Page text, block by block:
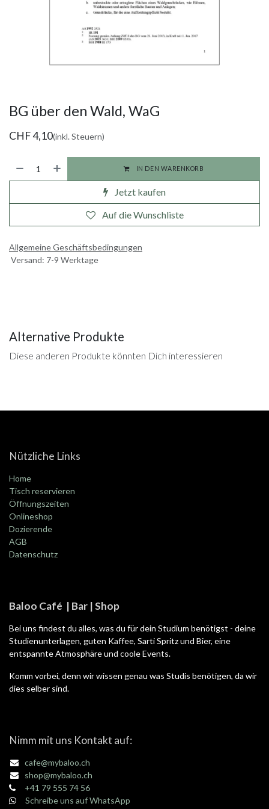
BG über den Wald, WaG
CHF4,10(inkl. Steuern)
IN DEN WARENKORB
Jetzt kaufen
Auf die Wunschliste
Allgemeine Geschäftsbedingungen
Versand: 7-9 Werktage
Alternative Produkte
Diese anderen Produkte könnten Dich interessieren
Nützliche Links
Home
Tisch reservieren
Öffnungszeiten
Onlineshop
Dozierende
AGB
Datenschutz
Baloo Café | Bar | Shop
Bei uns findest du alles, was du für dein Studium benötigst - deine
Studienunterlagen, guten Kaffee, Sarti Spritz und Bier, eine
entspannte Atmosphäre und coole Events.
Komm vorbei, denn wir wissen genau was Studis benötigen, da wir
dies selber sind.
Nimm mit uns Kontakt auf:
cafe@mybaloo.ch
shop@mybaloo.ch
+41 79 555 74 56
Schreibe uns auf WhatsApp